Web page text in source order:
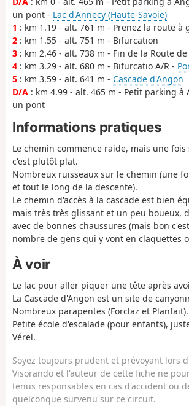
un pont - Lac d'Annecy (Haute-Savoie)
1 : km 1.19 - alt. 761 m - Prenez la route à
2 : km 1.55 - alt. 751 m - Bifurcation
3 : km 2.46 - alt. 738 m - Fin de la Route
4 : km 3.29 - alt. 680 m - Bifurcatio A/R -
5 : km 3.59 - alt. 641 m - Cascade d'Angon
D/A : km 4.99 - alt. 465 m - Petit parking à
un pont
Informations pratiques
Le chemin commence raide, mais une
c'est plutôt plat.
Nombreux ruisseaux sur le chemin (une
et tout le long de la descente).
Le chemin d'accès à la cascade est bien
mais très très glissant et un peu boueux,
avec de bonnes chaussures (mais bon
nombre de gens qui y vont en claquettes
À voir
Le lac pour aller piquer une tête après
La Cascade d'Angon est un site de
Nombreux parapentes (Forclaz et Planfait).
Petite école d'escalade (pour enfants),
Vérel.
Soyez toujours prudent et prévoyant lors
Visorando et l'auteur de cette fiche ne
tenus responsables en cas d'accident ou
quelconque survenu sur ce circuit.